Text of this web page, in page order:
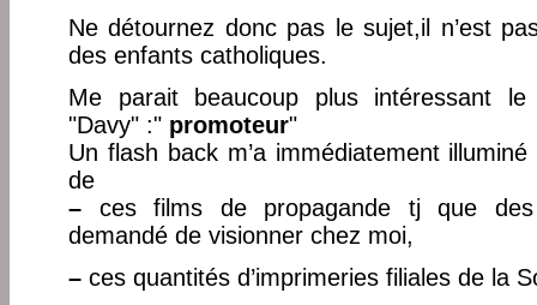
Ne détournez donc pas le sujet,il n’est
des enfants catholiques.
Me parait beaucoup plus intéressant le
"Davy" :" promoteur"
Un flash back m’a immédiatement
de
– ces films de propagande tj que des
demandé de visionner chez moi,
– ces quantités d’imprimeries filiales de la